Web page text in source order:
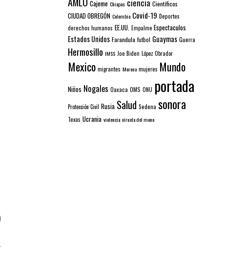
Cajeme Chiapas ciencia Científicos
CIUDAD OBREGÓN Colombia Covid-19 Deportes
derechos humanos EE.UU. Empalme Espectaculos
Estados Unidos Farandula futbol Guaymas Guerra
Hermosillo IMSS Joe Biden López Obrador
Mexico migrantes Morena mujeres Mundo
Niños Nogales Oaxaca OMS ONU portada
Protección Civil Rusia Salud Sedena sonora
Texas Ucrania violencia viruela del mono